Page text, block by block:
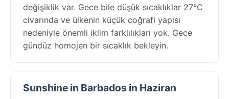
değişiklik var. Gece bile düşük sıcaklıklar 27°C
civarında ve ülkenin küçük coğrafi yapısı
nedeniyle önemli iklim farklılıkları yok. Gece
gündüz homojen bir sıcaklık bekleyin.
Sunshine in Barbados in Haziran